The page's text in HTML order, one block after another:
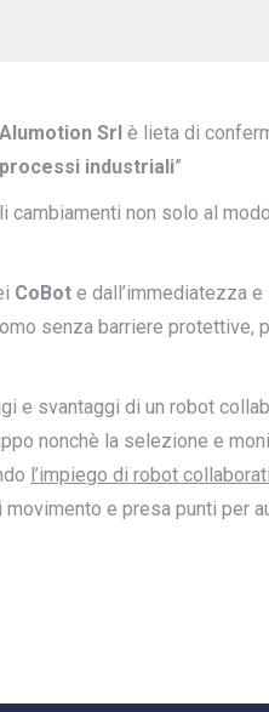
Alumotion Srl è lieta di
industriali”
non solo al
CoBot e dall’immediatezza
senza barriere
e svantaggi di un robot
nonchè la selezione e
l’impiego di robot
e presa punti per